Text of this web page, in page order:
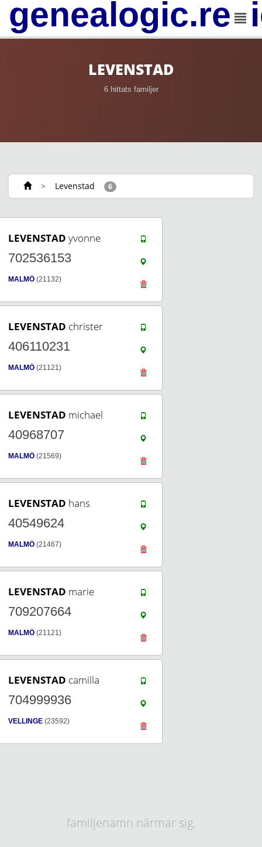
LEVENSTAD
6 hittats familjer
> Levenstad 6
LEVENSTAD yvonne
702536153
MALMÖ (21132)
LEVENSTAD christer
406110231
MALMÖ (21121)
LEVENSTAD michael
40968707
MALMÖ (21569)
LEVENSTAD hans
40549624
MALMÖ (21467)
LEVENSTAD marie
709207664
MALMÖ (21121)
LEVENSTAD camilla
704999936
VELLINGE (23592)
familjenamn närmar sig.